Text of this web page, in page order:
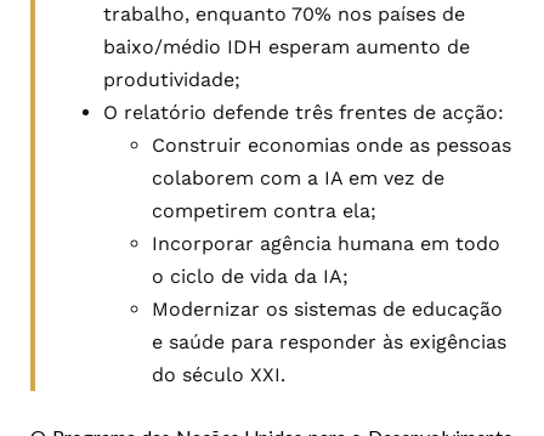
trabalho, enquanto 70% nos países de
baixo/médio IDH esperam aumento de
produtividade;
O relatório defende três frentes de acção:
Construir economias onde as pessoas
colaborem com a IA em vez de
competirem contra ela;
Incorporar agência humana em todo
o ciclo de vida da IA;
Modernizar os sistemas de educação
e saúde para responder às exigências
do século XXI.